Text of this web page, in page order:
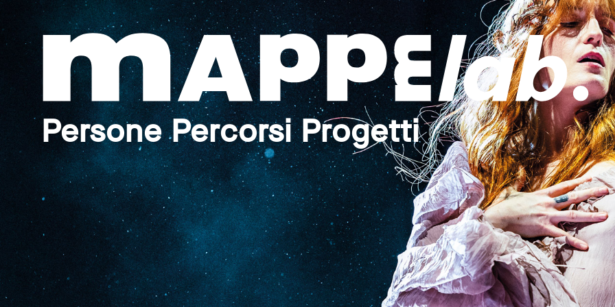
Persone Percorsi Progetti